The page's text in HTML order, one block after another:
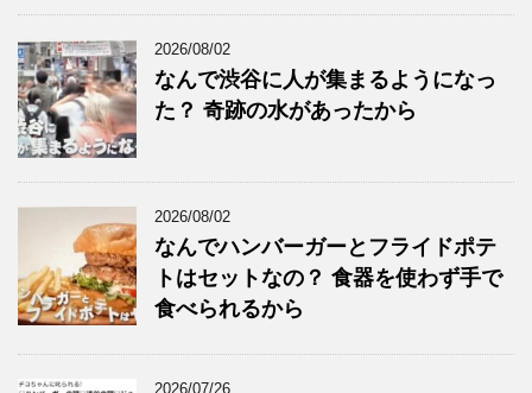
2026/08/02
なんで渋谷に人が集まるようになっ
た？ 奇跡の水があったから
2026/08/02
なんでハンバーガーとフライドポテ
トはセットなの？ 食器を使わず手で
食べられるから
2026/07/26